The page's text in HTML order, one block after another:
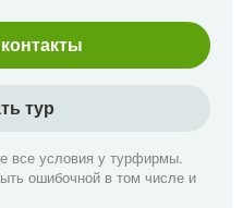
тур
все условия у турфирмы.
ошибочной в том числе и